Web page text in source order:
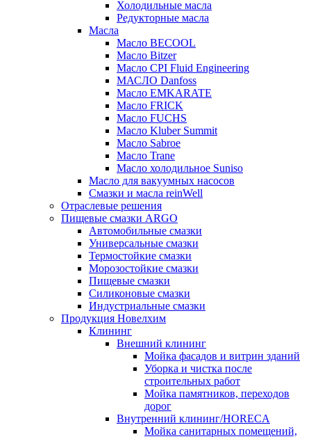
Холодильные масла
Редукторные масла
Масла
Масло BECOOL
Масло Bitzer
Масло CPI Fluid Engineering
МАСЛО Danfoss
Масло EMKARATE
Масло FRICK
Масло FUCHS
Масло Kluber Summit
Масло Sabroe
Масло Trane
Масло холодильное Suniso
Масло для вакуумных насосов
Смазки и масла reinWell
Отраслевые решения
Пищевые смазки ARGO
Автомобильные смазки
Универсальные смазки
Термостойкие смазки
Морозостойкие смазки
Пищевые смазки
Силиконовые смазки
Индустриальные смазки
Продукция Новелхим
Клининг
Внешний клининг
Мойка фасадов и витрин зданий
Уборка и чистка после
строительных работ
Мойка памятников, переходов
дорог
Внутренний клининг/HORECA
Мойка санитарных помещений,